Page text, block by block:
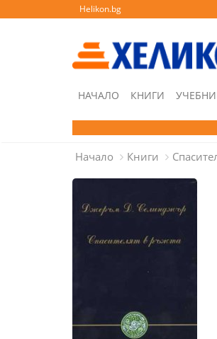
Helikon.bg
НАЧАЛО КНИГИ
Начало Книги